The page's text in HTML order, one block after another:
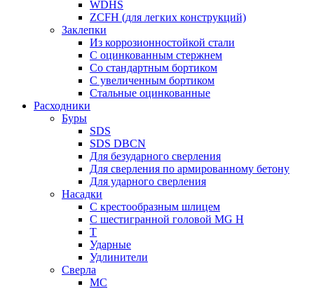
WDHS
ZCFH (для легких конструкций)
Заклепки
Из коррозионностойкой стали
С оцинкованным стержнем
Со стандартным бортиком
С увеличенным бортиком
Стальные оцинкованные
Расходники
Буры
SDS
SDS DBCN
Для безударного сверления
Для сверления по армированному бетону
Для ударного сверления
Насадки
С крестообразным шлицем
С шестигранной головой MG H
T
Ударные
Удлинители
Сверла
МС